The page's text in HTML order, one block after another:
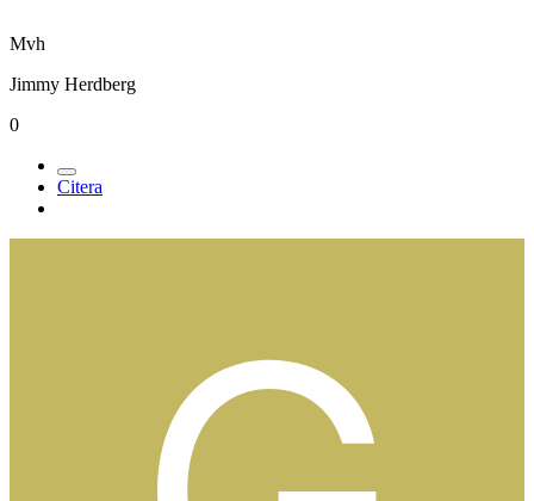
Mvh
Jimmy Herdberg
0
Citera